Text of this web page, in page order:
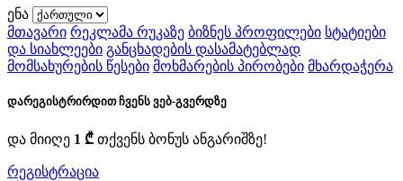
ენა
მთავარი რეკლამა რუკაზე ბიზნეს პროფილები სტატიები
და სიახლეები განცხადების დასამატებლად
მომსახურების წესები მოხმარების პირობები მხარდაჭერა
დარეგისტრირდით ჩვენს ვებ-გვერდზე
და მიიღე 1 ₾ თქვენს ბონუს ანგარიშზე!
რეგისტრაცია